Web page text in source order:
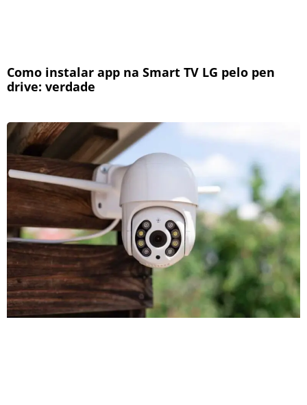
Como instalar app na Smart TV LG pelo pen
drive: verdade